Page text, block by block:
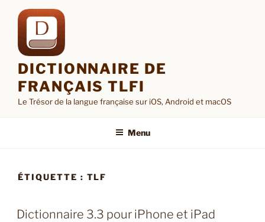
contenu
principal
DICTIONNAIRE DE
FRANÇAIS TLFI
Le Trésor de la langue française sur iOS, Android et macOS
Menu
ÉTIQUETTE : TLF
Dictionnaire 3.3 pour iPhone et iPad